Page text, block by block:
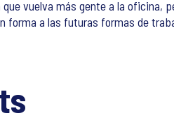
vuelva más gente a la oficina,
forma a las futuras formas de